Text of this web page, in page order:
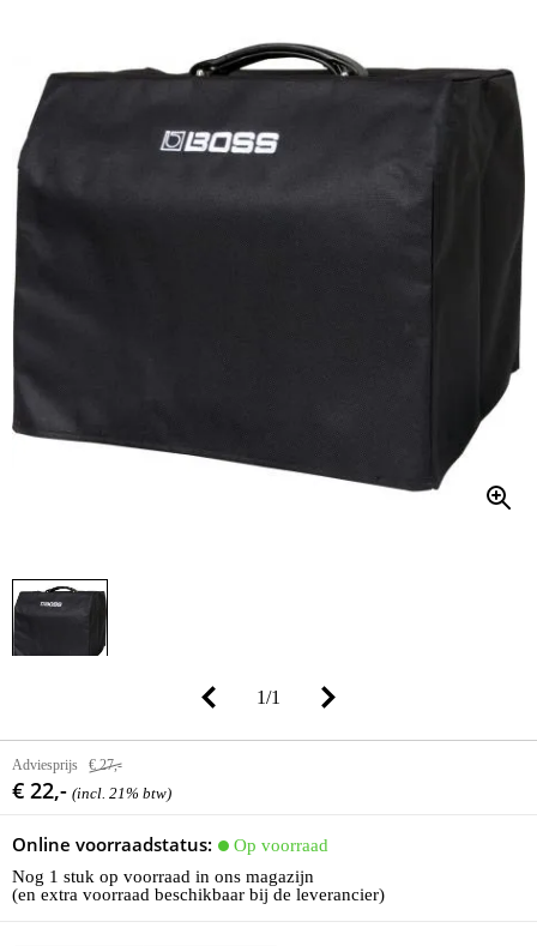
1/1
Adviesprijs € 27,-
€ 22,- (incl. 21% btw)
Online voorraadstatus:
Op voorraad
Nog 1 stuk op voorraad in ons magazijn
(en extra voorraad beschikbaar bij de leverancier)